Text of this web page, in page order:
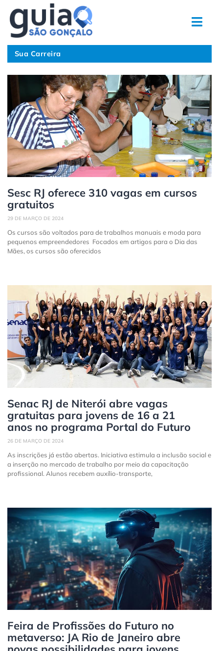
para
conteúdo
Sua Carreira
Sesc RJ oferece 310 vagas em cursos
gratuitos
29 DE MARÇO DE 2024
Os cursos são voltados para de trabalhos manuais e moda para
pequenos empreendedores Focados em artigos para o Dia das
Mães, os cursos são oferecidos
Senac RJ de Niterói abre vagas
gratuitas para jovens de 16 a 21
anos no programa Portal do Futuro
26 DE MARÇO DE 2024
As inscrições já estão abertas. Iniciativa estimula a inclusão social e
a inserção no mercado de trabalho por meio da capacitação
profissional. Alunos recebem auxílio-transporte,
Feira de Profissões do Futuro no
metaverso: JA Rio de Janeiro abre
Page Page Page Page Page